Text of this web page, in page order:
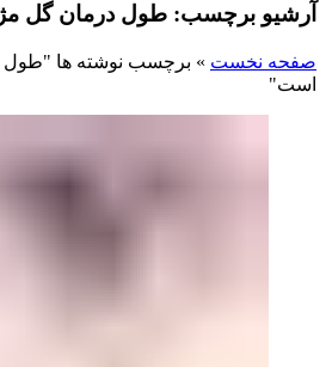
آرشیو برچسب: طول درمان گل
صفحه نخست » برچسب نوشته ها "طول
است"